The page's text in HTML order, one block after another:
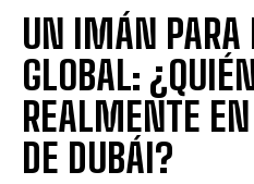
UN IMÁN PARA
GLOBAL:
REALMENTE
DE DUBÁI?